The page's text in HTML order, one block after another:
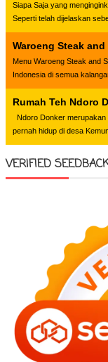
Siapa Saja yang
Seperti telah dijelaskan
Waroeng Steak and
Menu Waroeng Steak and
Indonesia di semua
Rumah Teh Ndoro
Ndoro Donker
pernah hidup di desa
VERIFIED